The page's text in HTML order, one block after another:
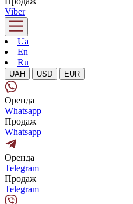
Viber
Ua
En
Ru
UAH USD EUR
Оренда
Whatsapp
Продаж
Whatsapp
Оренда
Telegram
Продаж
Telegram